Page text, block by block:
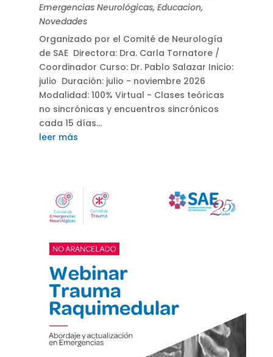
Emergencias Neurológicas, Educacion,
Novedades
Organizado por el Comité de Neurología
de SAE Directora: Dra. Carla Tornatore /
Coordinador Curso: Dr. Pablo Salazar Inicio:
julio Duración: julio - noviembre 2026
Modalidad: 100% Virtual - Clases teóricas
no sincrónicas y encuentros sincrónicos
cada 15 días...
leer más